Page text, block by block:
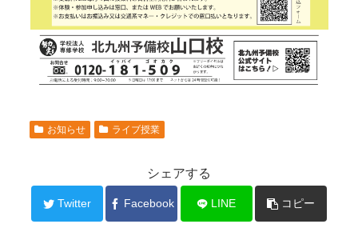
お知らせ ライブ授業
シェアする
Twitter Facebook LINE コピー